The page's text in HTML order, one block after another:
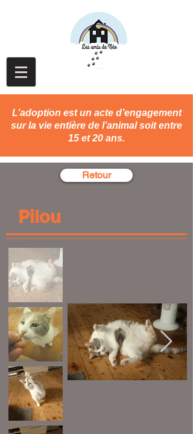
L’adoption est un acte d’engagement
sur la vie entière de l’animal soit entre
15 et 20 ans.
Retour
Pilou